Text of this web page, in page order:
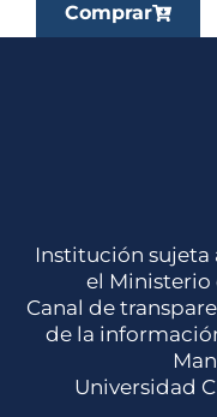
Comprar
Institución sujeta
el Ministerio
Canal de
de la
Universidad